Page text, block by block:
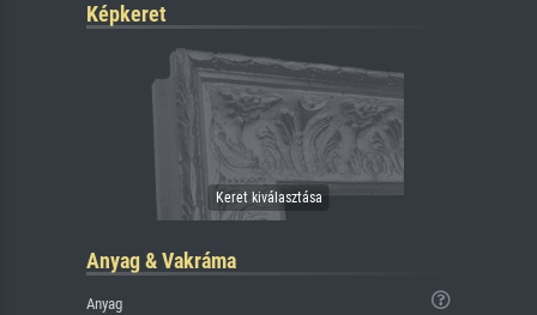
Képkeret
Anyag & Vakráma
Anyag